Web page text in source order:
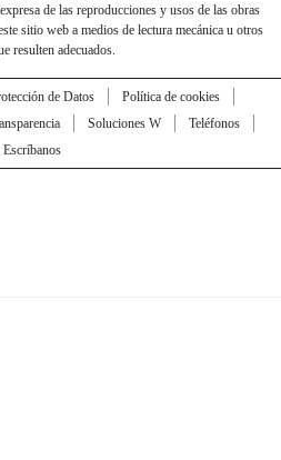
de las reproducciones y usos de las obras
sitio web a medios de lectura mecánica u otros
resulten adecuados.
de Datos
Política de cookies
Soluciones W
Teléfonos
Escríbanos